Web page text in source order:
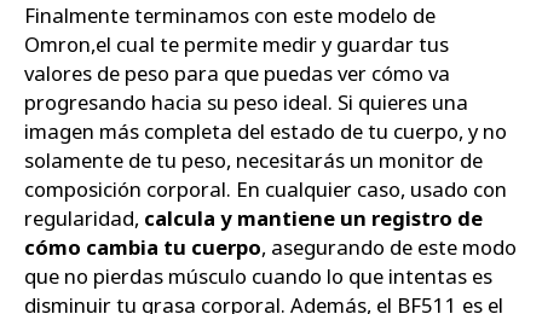
Finalmente terminamos con este modelo de
Omron,el cual te permite medir y guardar tus
valores de peso para que puedas ver cómo va
progresando hacia su peso ideal. Si quieres una
imagen más completa del estado de tu cuerpo, y no
solamente de tu peso, necesitarás un monitor de
composición corporal. En cualquier caso, usado con
regularidad, calcula y mantiene un registro de
cómo cambia tu cuerpo, asegurando de este modo
que no pierdas músculo cuando lo que intentas es
disminuir tu grasa corporal. Además, el BF511 es el